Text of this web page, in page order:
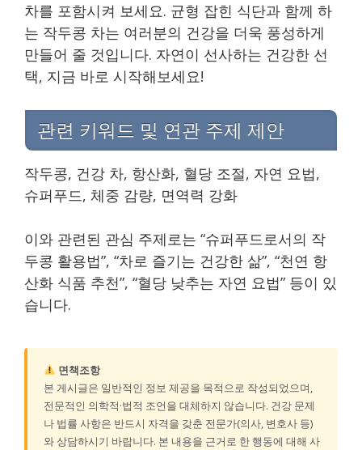
차를 포함시켜 보세요. 균형 잡힌 식단과 함께 하
는 작두콩 차는 여러분의 건강을 더욱 풍성하게
만들어 줄 것입니다. 자연이 선사하는 건강한 선
택, 지금 바로 시작해보세요!
관련 키워드 및 연관 주제 제안
작두콩, 건강 차, 항산화, 혈당 조절, 자연 요법,
슈퍼푸드, 체중 감량, 면역력 강화
이와 관련된 관심 주제로는 “슈퍼푸드로서의 작
두콩 활용법”, “차로 즐기는 건강한 삶”, “천연 항
산화 식품 추천”, “혈당 낮추는 자연 요법” 등이 있
습니다.
면책조항
본 게시글은 일반적인 정보 제공을 목적으로 작성되었으며,
전문적인 의학적·법적 조언을 대체하지 않습니다. 건강 문제
나 법률 사항은 반드시 자격을 갖춘 전문가(의사, 변호사 등)
와 상담하시기 바랍니다. 본 내용을 근거로 한 행동에 대해 사